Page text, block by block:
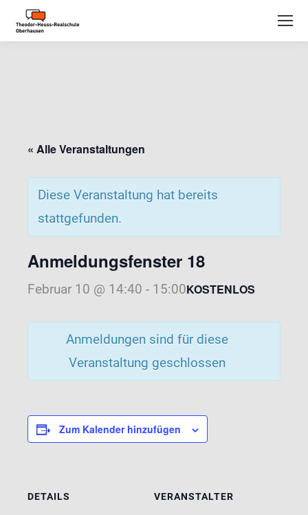
« Alle Veranstaltungen
Diese Veranstaltung hat bereits
stattgefunden.
Anmeldungsfenster 18
Februar 10 @ 14:40 - 15:00KOSTENLOS
Anmeldungen sind für diese
Veranstaltung geschlossen
Zum Kalender hinzufügen
DETAILS VERANSTALTER